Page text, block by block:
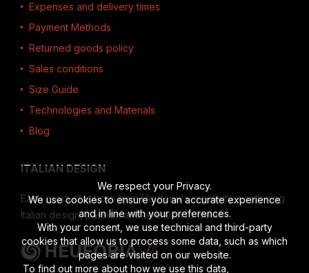
Expenses and delivery times
Payment Methods
Returned goods policy
Sales conditions
Size Guide
Technologies and Materials
Blog
ITALIAN DESIGN
Each product is born from Heuforia's creativity, combining
Italian design, passion and attention to detail.
We respect your Privacy.
We use cookies to ensure you an accurate experience
and in line with your preferences.
With your consent, we use technical and third-party
cookies that allow us to process some data, such as which
pages are visited on our website.
To find out more about how we use this data,